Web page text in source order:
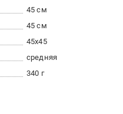
45 см
45 см
45x45
средняя
340 г